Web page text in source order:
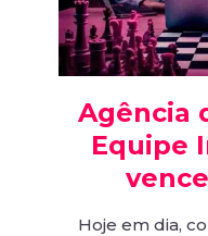
Agência
Equipe
Hoje em dia,